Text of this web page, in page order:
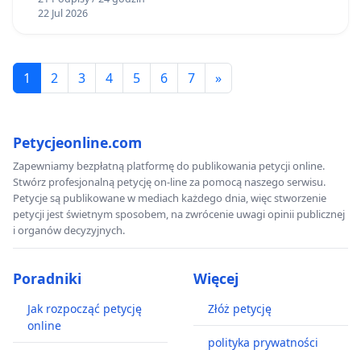
22 Jul 2026
1 2 3 4 5 6 7 »
Petycjeonline.com
Zapewniamy bezpłatną platformę do publikowania petycji online.
Stwórz profesjonalną petycję on-line za pomocą naszego serwisu.
Petycje są publikowane w mediach każdego dnia, więc stworzenie
petycji jest świetnym sposobem, na zwrócenie uwagi opinii publicznej
i organów decyzyjnych.
Poradniki
Jak rozpocząć petycję
online
Więcej
Złóż petycję
polityka prywatności